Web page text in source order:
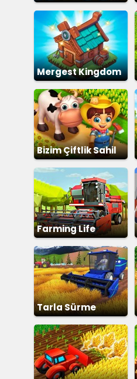
Mergest Kingdom
Bizim Çiftlik Sahil
Farming Life
Tarla Sürme